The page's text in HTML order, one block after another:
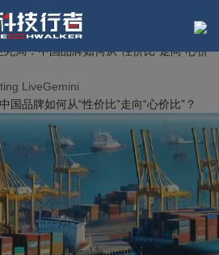
联系我们
局：中国品牌如何从“性价比”走向“心价
LiveGemini
国品牌如何从“性价比”走向“心价比”？